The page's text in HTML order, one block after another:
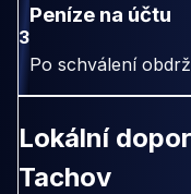
3
Peníze na účtu
Po schválení
Lokální
Tachov